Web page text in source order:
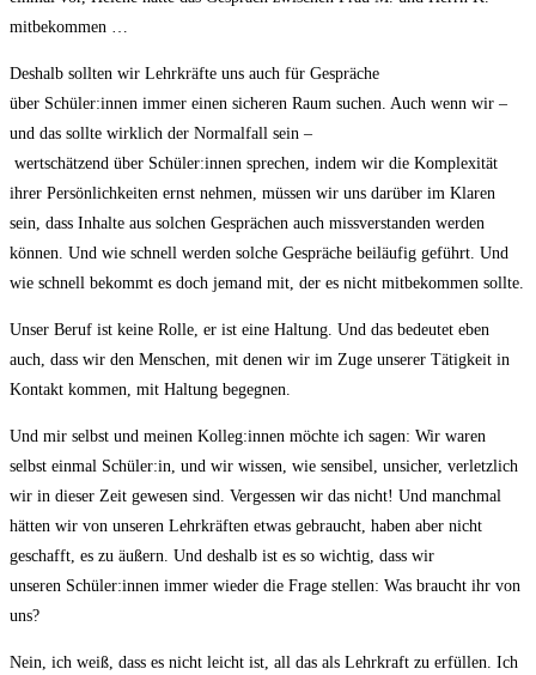
mitbekommen …
Deshalb sollten wir Lehrkräfte uns auch für Gespräche
über Schüler:innen immer einen sicheren Raum suchen. Auch wenn wir –
und das sollte wirklich der Normalfall sein –
wertschätzend über Schüler:innen sprechen, indem wir die Komplexität
ihrer Persönlichkeiten ernst nehmen, müssen wir uns darüber im Klaren
sein, dass Inhalte aus solchen Gesprächen auch missverstanden werden
können. Und wie schnell werden solche Gespräche beiläufig geführt. Und
wie schnell bekommt es doch jemand mit, der es nicht mitbekommen sollte.
Unser Beruf ist keine Rolle, er ist eine Haltung. Und das bedeutet eben
auch, dass wir den Menschen, mit denen wir im Zuge unserer Tätigkeit in
Kontakt kommen, mit Haltung begegnen.
Und mir selbst und meinen Kolleg:innen möchte ich sagen: Wir waren
selbst einmal Schüler:in, und wir wissen, wie sensibel, unsicher, verletzlich
wir in dieser Zeit gewesen sind. Vergessen wir das nicht! Und manchmal
hätten wir von unseren Lehrkräften etwas gebraucht, haben aber nicht
geschafft, es zu äußern. Und deshalb ist es so wichtig, dass wir
unseren Schüler:innen immer wieder die Frage stellen: Was braucht ihr von
uns?
Nein, ich weiß, dass es nicht leicht ist, all das als Lehrkraft zu erfüllen. Ich